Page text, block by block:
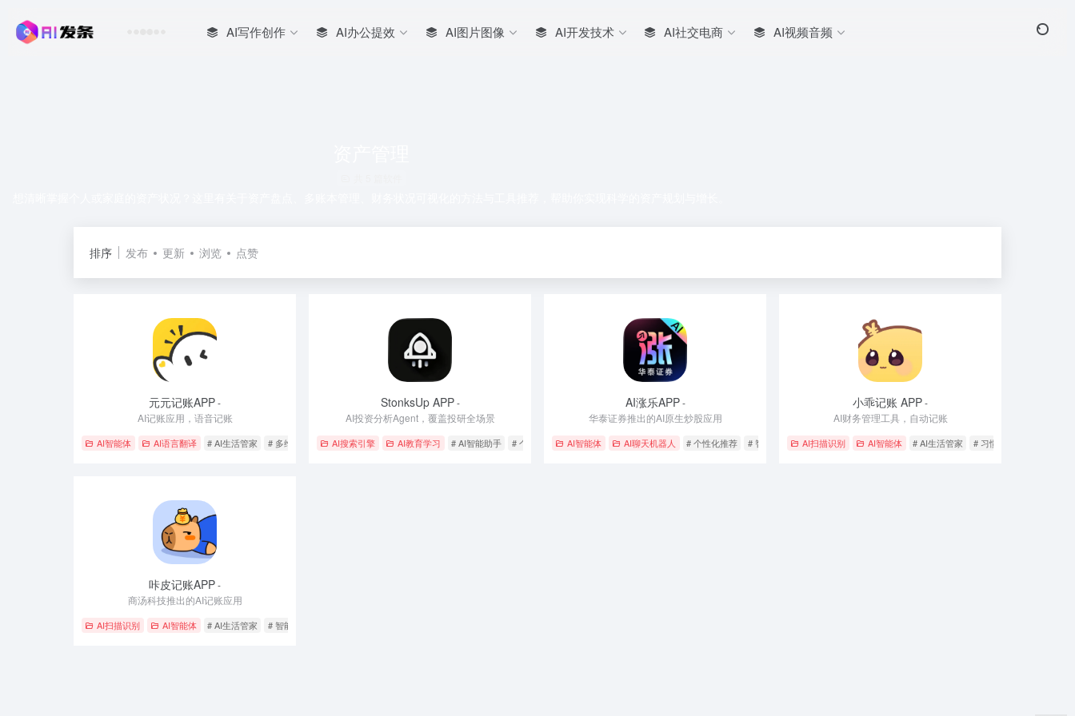
AI写作创作 AI办公提效 AI图片图像 AI开发技术 AI社交电商 AI视频音频
排序 发布 更新 浏览 点赞
元元记账APP-
AI记账应用，语音记账
AI智能体 AI语言翻译 # AI生活管家 # 多维分析 # 语音记账
StonksUp APP-
AI投资分析Agent，覆盖投研全场景
AI搜索引擎 AI教育学习 # AI智能助手 # 个性化推荐 # 智能搜索
AI涨乐APP-
华泰证券推出的AI原生炒股应用
AI智能体 AI聊天机器人 # 个性化推荐 # 智能助手 # 资产管理
小乖记账 APP-
AI财务管理工具，自动记账
AI扫描识别 AI智能体 # AI生活管家 # 习惯养成
咔皮记账APP-
商汤科技推出的AI记账应用
AI扫描识别 AI智能体 # AI生活管家 # 智能预算